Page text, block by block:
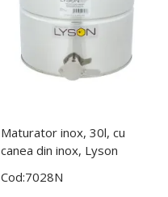
Maturator inox, 30l, cu
canea din inox, Lyson
Cod:7028N